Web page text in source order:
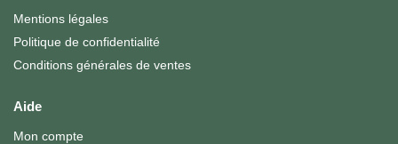
Mentions légales
Politique de confidentialité
Conditions générales de ventes
Aide
Mon compte